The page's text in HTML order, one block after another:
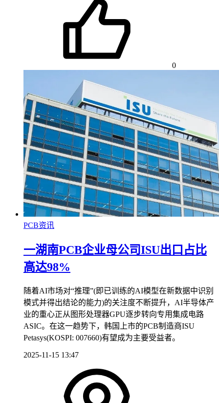
0
PCB资讯
一湖南PCB企业母公司ISU出口占比
高达98%
随着AI市场对“推理”(即已训练的AI模型在新数据中识别
模式并得出结论的能力)的关注度不断提升，AI半导体产
业的重心正从图形处理器GPU逐步转向专用集成电路
ASIC。在这一趋势下，韩国上市的PCB制造商ISU
Petasys(KOSPI: 007660)有望成为主要受益者。
2025-11-15 13:47